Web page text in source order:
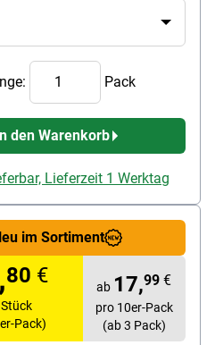
Pack
den Warenkorb
Lieferzeit 1 Werktag
im Sortiment
80 €
Pack)
ab 17,99€
pro 10er-Pack
(ab 3 Pack)